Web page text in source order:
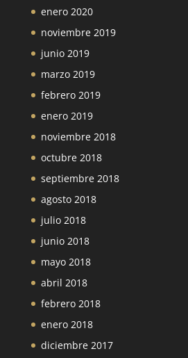
enero 2020
noviembre 2019
junio 2019
marzo 2019
febrero 2019
enero 2019
noviembre 2018
octubre 2018
septiembre 2018
agosto 2018
julio 2018
junio 2018
mayo 2018
abril 2018
febrero 2018
enero 2018
diciembre 2017